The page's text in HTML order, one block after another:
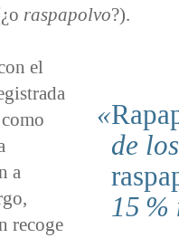
raspapolvo?).
de
15 %
el
como
a
recoge